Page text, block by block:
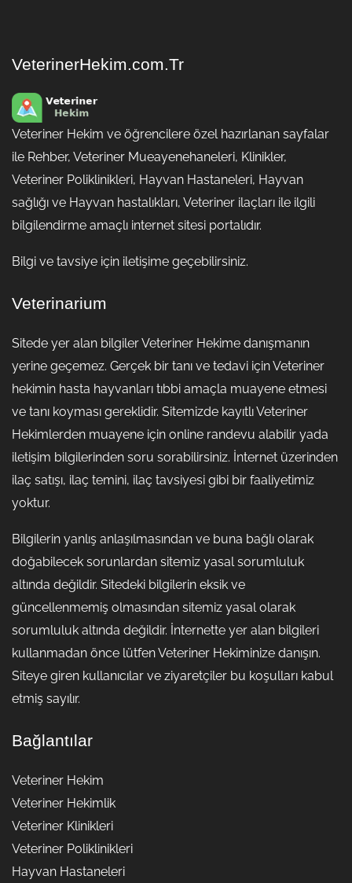
VeterinerHekim.com.Tr
Veteriner Hekim ve öğrencilere özel hazırlanan sayfalar
ile Rehber, Veteriner Mueayenehaneleri, Klinikler,
Veteriner Poliklinikleri, Hayvan Hastaneleri, Hayvan
sağlığı ve Hayvan hastalıkları, Veteriner ilaçları ile ilgili
bilgilendirme amaçlı internet sitesi portalıdır.
Bilgi ve tavsiye için iletişime geçebilirsiniz.
Veterinarium
Sitede yer alan bilgiler Veteriner Hekime danışmanın
yerine geçemez. Gerçek bir tanı ve tedavi için Veteriner
hekimin hasta hayvanları tıbbi amaçla muayene etmesi
ve tanı koyması gereklidir. Sitemizde kayıtlı Veteriner
Hekimlerden muayene için online randevu alabilir yada
iletişim bilgilerinden soru sorabilirsiniz. İnternet üzerinden
ilaç satışı, ilaç temini, ilaç tavsiyesi gibi bir faaliyetimiz
yoktur.
Bilgilerin yanlış anlaşılmasından ve buna bağlı olarak
doğabilecek sorunlardan sitemiz yasal sorumluluk
altında değildir. Sitedeki bilgilerin eksik ve
güncellenmemiş olmasından sitemiz yasal olarak
sorumluluk altında değildir. İnternette yer alan bilgileri
kullanmadan önce lütfen Veteriner Hekiminize danışın.
Siteye giren kullanıcılar ve ziyaretçiler bu koşulları kabul
etmiş sayılır.
Bağlantılar
Veteriner Hekim
Veteriner Hekimlik
Veteriner Klinikleri
Veteriner Poliklinikleri
Hayvan Hastaneleri